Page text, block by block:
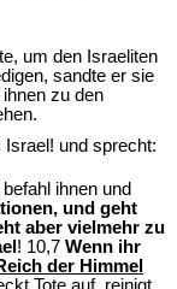
um den Israeliten
sandte er sie
zu den
und sprecht:
ihnen und
und geht
aber vielmehr zu
! 10,7 Wenn ihr
der Himmel
Tote auf, reinigt